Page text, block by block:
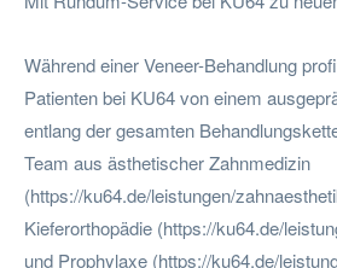
Während einer Veneer-Behandlung
Patienten bei KU64 von einem
entlang der gesamten
Team aus ästhetischer Zahnmedizin
(https://ku64.de/leistungen/
Kieferorthopädie (https://ku64.de/
und Prophylaxe (https://ku64.de/